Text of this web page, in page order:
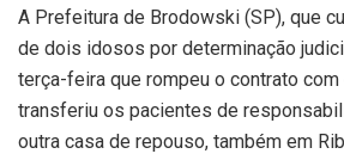
A Prefeitura de Brodowski (SP), que
de dois idosos por determinação
terça-feira que rompeu o contrato
transferiu os pacientes de
outra casa de repouso, também em